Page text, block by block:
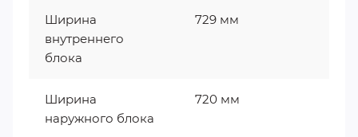
Ширина
внутреннего
блока
729 мм
Ширина
наружного блока
720 мм